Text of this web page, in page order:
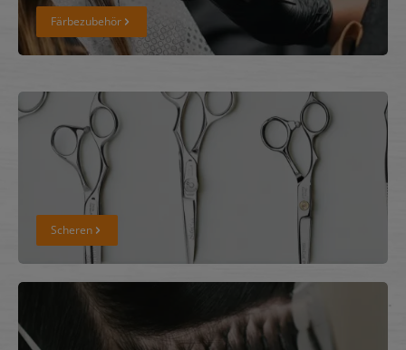
Färbezubehör
Scheren
Scheren
Extensions